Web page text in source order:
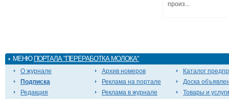
произ...
МЕНЮ ПОРТАЛА "ПЕРЕРАБОТКА МОЛОКА"
О журнале
Подписка
Редакция
Архив номеров
Реклама на портале
Реклама в журнале
Каталог
Доска
Товары и услуги